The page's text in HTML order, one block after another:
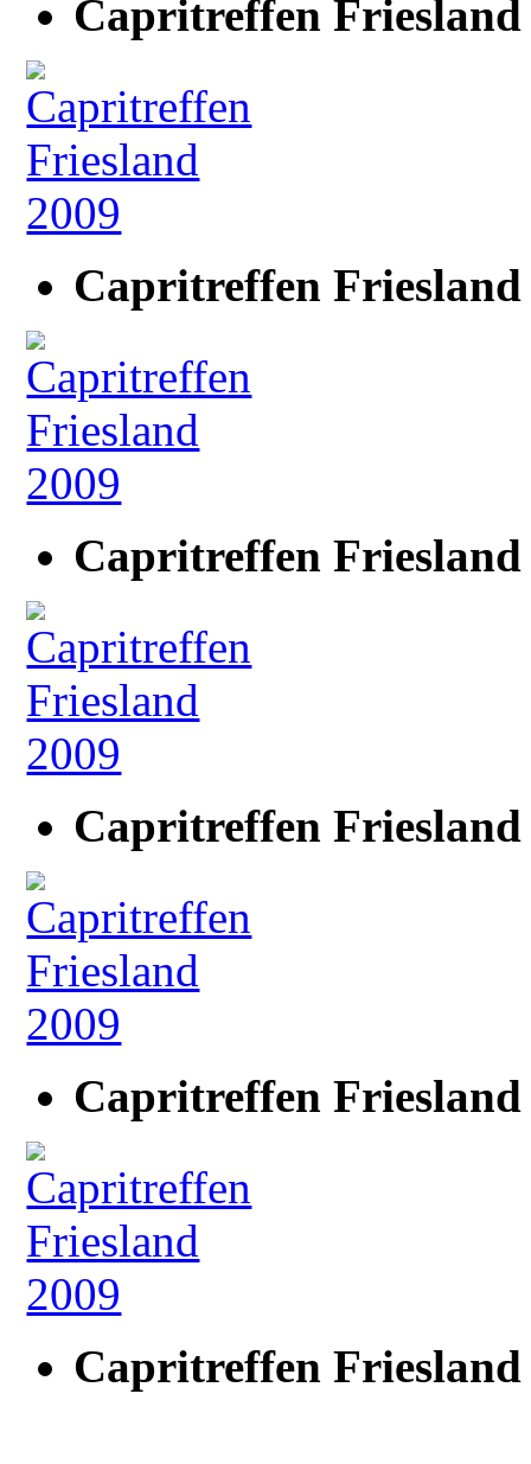
Capritreffen Friesland
Capritreffen Friesland
Capritreffen Friesland
Capritreffen Friesland
Capritreffen Friesland
Capritreffen Friesland